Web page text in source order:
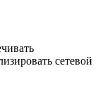
сетевой